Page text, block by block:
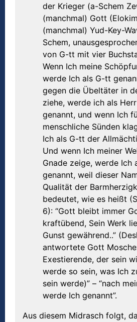
der Krieger (a-Schem
(manchmal) Gott
(manchmal) Yud-Key-
Schem,
von G-tt mit vier
Wenn Ich meine
werde Ich als G-tt
gegen die Übeltäter in
ziehe, werde ich als
genannt, und wenn Ich
menschliche Sünden
Ich als G-tt der
Und wenn Ich meiner
Gnade zeige, werde Ich
genannt, weil dieser
Qualität der
bedeutet, wie es heißt
6): “Gott bleibt immer
kraftübend, Sein Werk
Gunst gewährend..”
antwortete Gott
Exestierende, der sein
werde so sein, was Ich
sein werde)” – “nach
werde Ich genannt”.
Aus diesem Midrasch folgt,